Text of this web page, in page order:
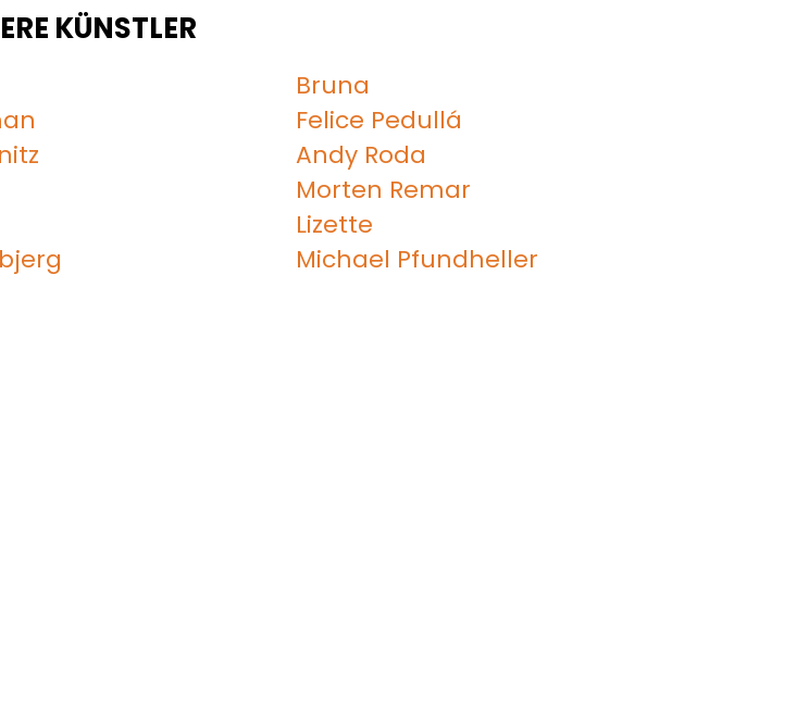
KÜNSTLER
Bruna
Felice Pedullá
Andy Roda
Morten Remar
Lizette
Michael Pfundheller